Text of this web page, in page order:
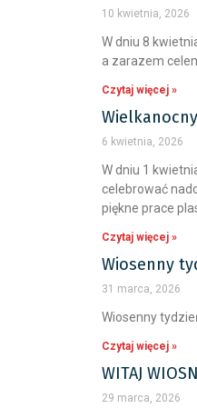
10 kwietnia, 2026
W dniu 8
a zarazem
Czytaj więcej »
6 kwietnia, 2026
W dniu 1
celebrować
piękne prace
Czytaj więcej »
Wiosenny
31 marca, 2026
Wiosenny
Czytaj więcej »
WITAJ
29 marca, 2026